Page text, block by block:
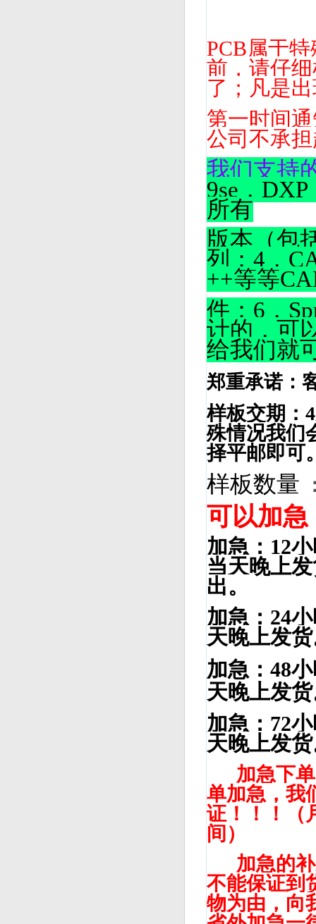
PCB属于
前，请仔
了；凡是
第一时间
公司不承
我们支持
9se，
所有
版本（包
列；4，
++等等
件；6，
计的，可
给我们就
郑重承诺：
样板交期：
殊情况我们
择平邮即可
样板数量
可以加急
加急 ：12
当天晚上
出。
加急 ： 24
天晚上发
加急 ： 48
天晚上发
加急 ：72
天晚上发
加急下单
单加急，我
证！！！（
间）
加急的补
不能保证到
物为由，向